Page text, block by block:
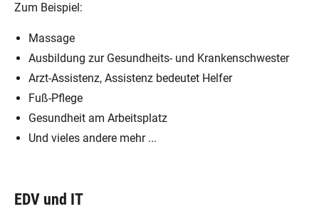
Zum Beispiel:
Massage
Ausbildung zur Gesundheits- und Krankenschwester
Arzt-Assistenz, Assistenz bedeutet Helfer
Fuß-Pflege
Gesundheit am Arbeitsplatz
Und vieles andere mehr ...
EDV und IT